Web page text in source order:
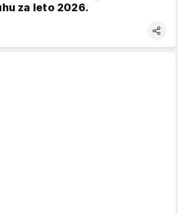
za leto 2026.